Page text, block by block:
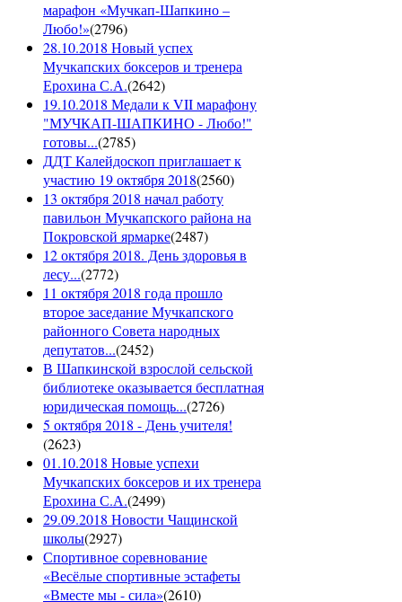
марафон «Мучкап-Шапкино –
Любо!»(2796)
28.10.2018 Новый успех
Мучкапских боксеров и тренера
Ерохина С.А.(2642)
19.10.2018 Медали к VII марафону
"МУЧКАП-ШАПКИНО - Любо!"
готовы...(2785)
ДДТ Калейдоскоп приглашает к
участию 19 октября 2018(2560)
13 октября 2018 начал работу
павильон Мучкапского района на
Покровской ярмарке(2487)
12 октября 2018. День здоровья в
лесу...(2772)
11 октября 2018 года прошло
второе заседание Мучкапского
районного Совета народных
депутатов...(2452)
В Шапкинской взрослой сельской
библиотеке оказывается бесплатная
юридическая помощь...(2726)
5 октября 2018 - День учителя!
(2623)
01.10.2018 Новые успехи
Мучкапских боксеров и их тренера
Ерохина С.А.(2499)
29.09.2018 Новости Чащинской
школы(2927)
Спортивное соревнование
«Весёлые спортивные эстафеты
«Вместе мы - сила»(2610)